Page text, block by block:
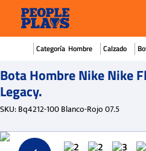
Hombre Calzado
Bota Hombre Nike Nike
Legacy.
SKU:Bq4212-100 Blanco-Rojo 07.5